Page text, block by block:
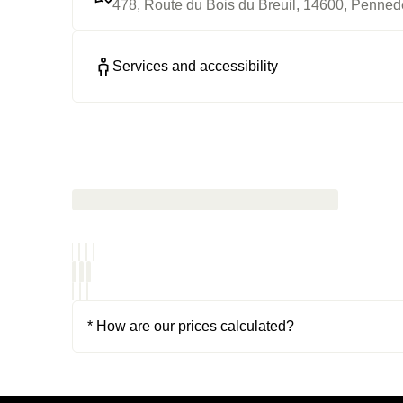
478, Route du Bois du Breuil, 14600,
Services and accessibility
* How are our prices calculated?